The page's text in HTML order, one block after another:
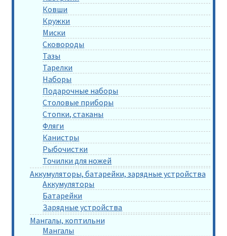
Ковши
Кружки
Миски
Сковороды
Тазы
Тарелки
Наборы
Подарочные наборы
Столовые приборы
Стопки, стаканы
Фляги
Канистры
Рыбочистки
Точилки для ножей
Аккумуляторы, батарейки, зарядные устройства
Аккумуляторы
Батарейки
Зарядные устройства
Мангалы, коптильни
Мангалы